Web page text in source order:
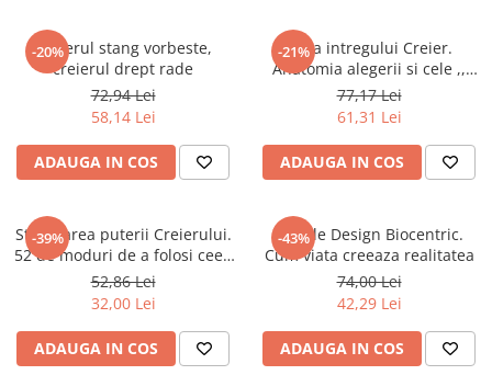
Teens Book Club
Birotica & Papetarie
Adezivi si benzi adezive
Articole Birotica
Accesorii Arhivare
Calculator
Hartie si Accesorii
Instrumente de scris
Organizare si Arhivare
Seturi birotica
-20%
Creierul stang vorbeste,
creierul drept rade
72,94 Lei
58,14 Lei
ADAUGA IN COS
-21%
Viata intregului Creier.
Anatomia alegerii si cele ,,
Patru Personaje" care ne
conduc viata
77,17 Lei
61,31 Lei
ADAUGA IN COS
-39%
Stimularea puterii Creierului.
52 de moduri de a folosi ceea
ce spune stiinta
52,86 Lei
32,00 Lei
ADAUGA IN COS
-43%
Marele Design Biocentric.
Cum viata creeaza realitatea
74,00 Lei
42,29 Lei
ADAUGA IN COS